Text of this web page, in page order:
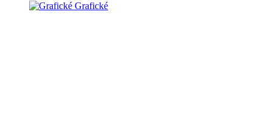
Grafické